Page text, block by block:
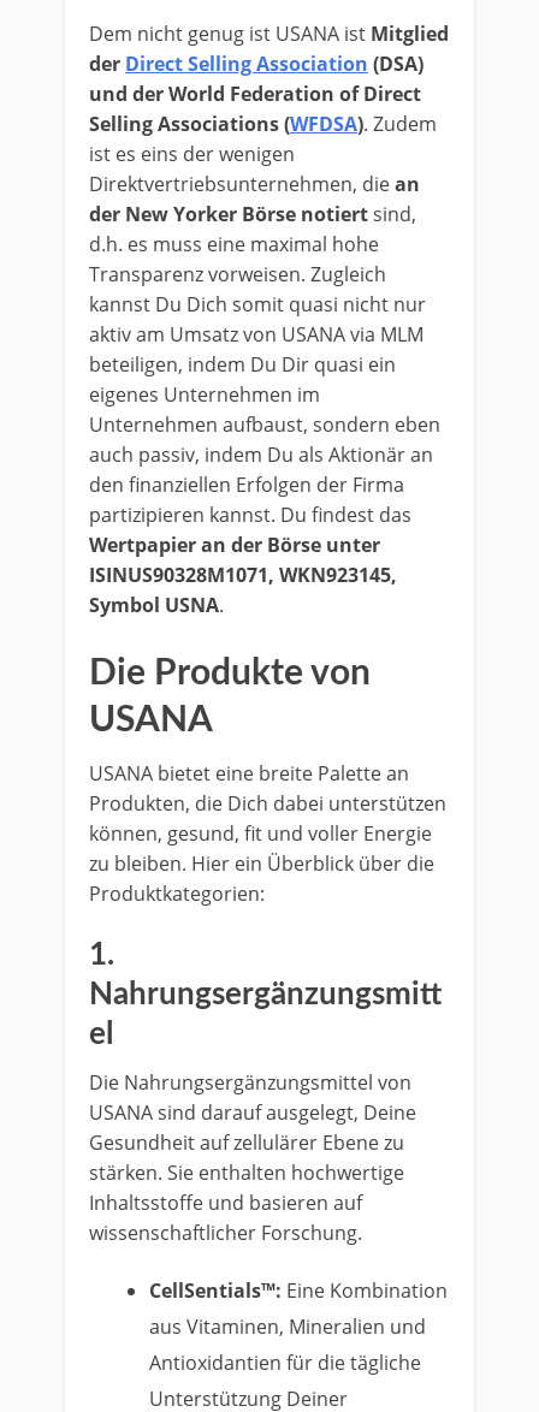
Dem nicht genug ist USANA ist Mitglied
der Direct Selling Association (DSA)
und der World Federation of Direct
Selling Associations (WFDSA). Zudem
ist es eins der wenigen
Direktvertriebsunternehmen, diean
der New Yorker Börse notiertsind,
d.h. es muss eine maximal hohe
Transparenz vorweisen. Zugleich
kannst Du Dich somit quasi nicht nur
aktiv am Umsatz von USANA via MLM
beteiligen, indem Du Dir quasi ein
eigenes Unternehmen im
Unternehmen aufbaust, sondern eben
auch passiv, indem Du als Aktionär an
den finanziellen Erfolgen der Firma
partizipieren kannst. Du findest das
Wertpapier an der Börse unter
ISINUS90328M1071, WKN923145,
Symbol USNA.
Die Produkte von
USANA
USANA bietet eine breite Palette an
Produkten, die Dich dabei unterstützen
können, gesund, fit und voller Energie
zu bleiben. Hier ein Überblick über die
Produktkategorien:
1.
Nahrungsergänzungsmitt
el
Die Nahrungsergänzungsmittel von
USANA sind darauf ausgelegt, Deine
Gesundheit auf zellulärer Ebene zu
stärken. Sie enthalten hochwertige
Inhaltsstoffe und basieren auf
wissenschaftlicher Forschung.
CellSentials™: Eine Kombination
aus Vitaminen, Mineralien und
Antioxidantien für die tägliche
Unterstützung Deiner